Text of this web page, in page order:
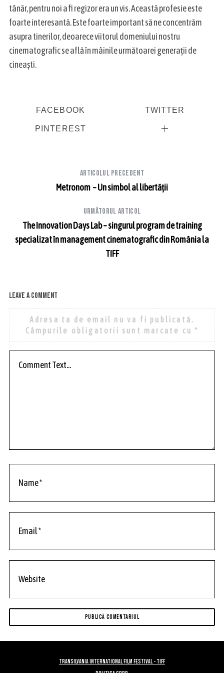
tânăr, pentru noi a fi regizor era un vis. Această profesie este
foarte interesantă. Este foarte important să ne concentrăm
asupra tinerilor, deoarece viitorul domeniului nostru
cinematografic se află în mâinile următoarei generații de
cineaști.
FACEBOOK TWITTER
PINTEREST
Articolul precedent
Metronom – Un simbol al libertății
Următorul articol
The Innovation Days Lab – singurul program de training
specializat în management cinematografic din România la
TIFF
Leave a comment
Adresa ta de email nu va fi publicată.
Câmpurile obligatorii sunt marcate cu*
TRANSILVANIA INTERNATIONAL FILM FESTIVAL - TIFF